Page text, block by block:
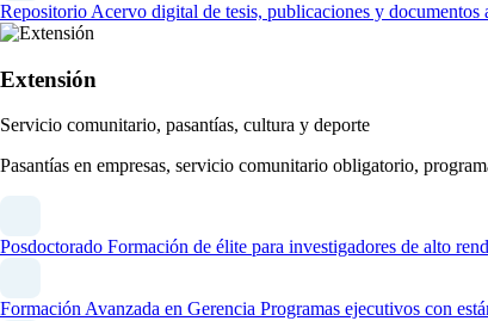
Repositorio Acervo digital de tesis, publicaciones y documentos
Extensión
Servicio comunitario, pasantías, cultura y deporte
Pasantías en empresas, servicio comunitario obligatorio,
Posdoctorado Formación de élite para investigadores de alto
Formación Avanzada en Gerencia Programas ejecutivos con